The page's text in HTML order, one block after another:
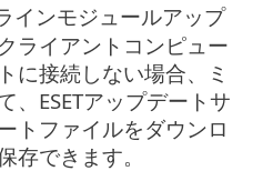
インモジュールアップ
ライアントコンピュー
に接続しない場合、ミ
、ESETアップデートサ
トファイルをダウンロ
存できます。